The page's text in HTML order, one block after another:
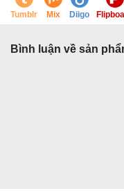
Tumblr Mix Diigo
Bình luận về sản